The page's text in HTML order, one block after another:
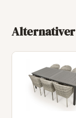
Alternativer